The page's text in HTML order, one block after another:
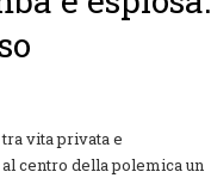
vita privata e
centro della polemica un